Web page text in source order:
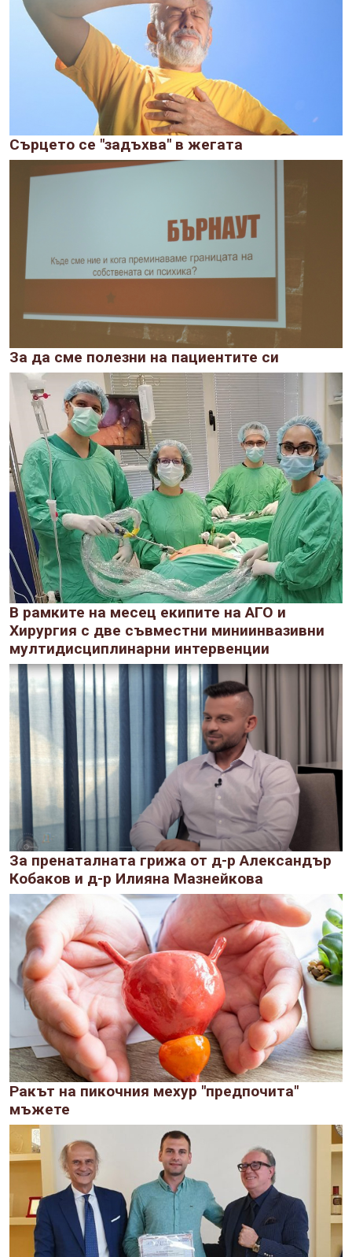
Сърцето се "задъхва" в жегата
За да сме полезни на пациентите си
В рамките на месец екипите на АГО и
Хирургия с две съвместни миниинвазивни
мултидисциплинарни интервенции
За пренаталната грижа от д-р Александър
Кобаков и д-р Илияна Мазнейкова
Ракът на пикочния мехур "предпочита"
мъжете